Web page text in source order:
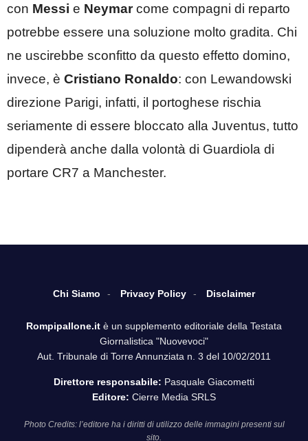
con Messi e Neymarcome compagni di reparto
potrebbe essere una soluzione molto gradita. Chi
ne uscirebbe sconfitto da questo effetto domino,
invece, è Cristiano Ronaldo: con Lewandowski
direzione Parigi, infatti, il portoghese rischia
seriamente di essere bloccato alla Juventus, tutto
dipenderà anche dalla volontà di Guardiola di
portare CR7 a Manchester.
Chi Siamo Privacy Policy Disclaimer
Rompipallone.it è un supplemento editoriale della Testata
Giornalistica "Nuovevoci"
Aut. Tribunale di Torre Annunziata n. 3 del 10/02/2011
Direttore responsabile: Pasquale Giacometti
Editore: Cierre Media SRLS
Photo Credits: l’editore ha i diritti di utilizzo delle immagini presenti sul
sito.